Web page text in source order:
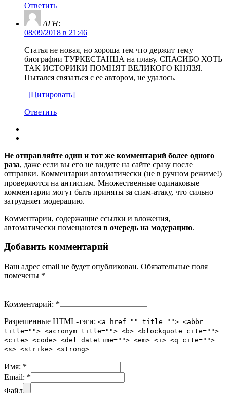
Ответить
АГН:
08/09/2018 в 21:46
Статья не новая, но хороша тем что держит тему
биографии ТУРКЕСТАНЦА на плаву. СПАСИБО ХОТЬ
ТАК ИСТОРИКИ ПОМНЯТ ВЕЛИКОГО КНЯЗЯ.
Пытался связаться с ее автором, не удалось.
[Цитировать]
Ответить
Не отправляйте один и тот же комментарий более одного
раза, даже если вы его не видите на сайте сразу после
отправки. Комментарии автоматически (не в ручном режиме!)
проверяются на антиспам. Множественные одинаковые
комментарии могут быть приняты за спам-атаку, что сильно
затрудняет модерацию.
Комментарии, содержащие ссылки и вложения,
автоматически помещаются в очередь на модерацию.
Добавить комментарий
Ваш адрес email не будет опубликован. Обязательные поля
помечены *
Комментарий: *
Разрешенные HTML-тэги: <a href="" title=""> <abbr
title=""> <acronym title=""> <b> <blockquote cite="">
<cite> <code> <del datetime=""> <em> <i> <q cite="">
<s> <strike> <strong>
Имя: *
Email: *
Файл